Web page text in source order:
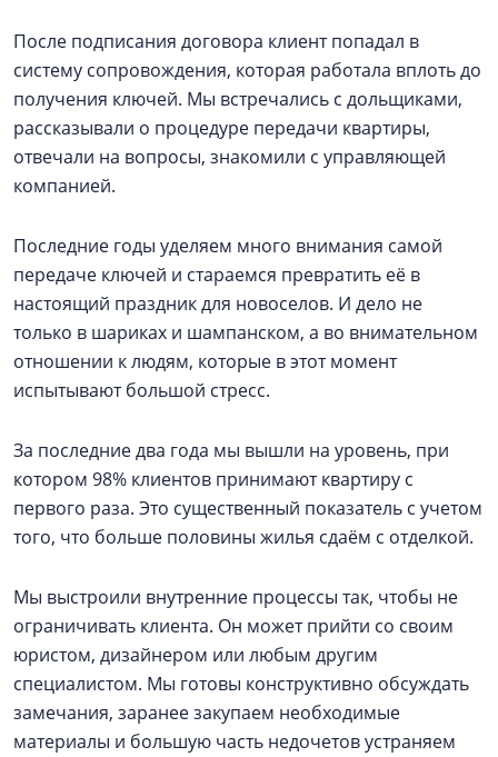
После подписания договора клиент попадал в
систему сопровождения, которая работала вплоть до
получения ключей. Мы встречались с дольщиками,
рассказывали о процедуре передачи квартиры,
отвечали на вопросы, знакомили с управляющей
компанией.
Последние годы уделяем много внимания самой
передаче ключей и стараемся превратить её в
настоящий праздник для новоселов. И дело не
только в шариках и шампанском, а во внимательном
отношении к людям, которые в этот момент
испытывают большой стресс.
За последние два года мы вышли на уровень, при
котором 98% клиентов принимают квартиру с
первого раза. Это существенный показатель с учетом
того, что больше половины жилья сдаём с отделкой.
Мы выстроили внутренние процессы так, чтобы не
ограничивать клиента. Он может прийти со своим
юристом, дизайнером или любым другим
специалистом. Мы готовы конструктивно обсуждать
замечания, заранее закупаем необходимые
материалы и большую часть недочетов устраняем